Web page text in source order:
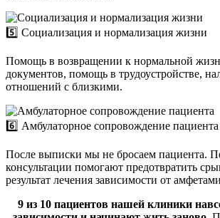
5️⃣ Социализация и нормализация жизни
Помощь в возвращении к нормальной
документов, помощь в трудоустройстве,
отношений с близкими.
6️⃣ Амбулаторное сопровождение пациента
После выписки мы не бросаем пациента.
консультации помогают предотвратить
результат лечения зависимости от
9 из 10 пациентов нашей клиники